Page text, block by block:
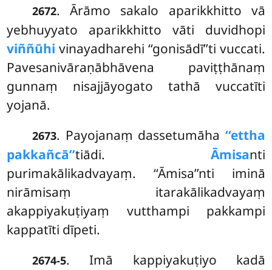
2672. Ārāmo sakalo aparikkhitto vā
yebhuyyato aparikkhitto vāti duvidhopi
viññūhi vinayadharehi ‘‘gonisādī’’ti vuccati.
Pavesanivāraṇābhāvena paviṭṭhānaṃ
gunnaṃ nisajjāyogato tathā vuccatīti
yojanā.
2673. Payojanaṃ dassetumāha ‘‘ettha
pakkañcā’’tiādi. Āmisanti
purimakālikadvayaṃ. ‘‘Āmisa’’nti iminā
nirāmisaṃ itarakālikadvayaṃ
akappiyakuṭiyaṃ vutthampi pakkampi
kappatīti dīpeti.
2674-5. Imā kappiyakuṭiyo kadā